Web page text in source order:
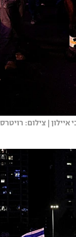
| צילום: רויטרס